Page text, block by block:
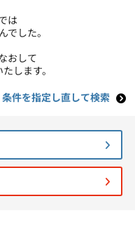
は
でした。
おして
します。
条件を指定し直して検索